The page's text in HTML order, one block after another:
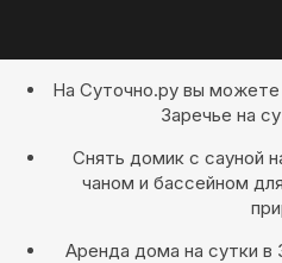
На Суточно.ру вы
Заречье на
Снять домик с сауной
чаном и бассейном
Аренда дома на сутки в